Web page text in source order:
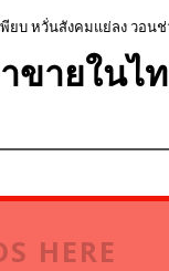
ยบ หวั่นสังคมแย่ลง วอน
ายในไ
HERE